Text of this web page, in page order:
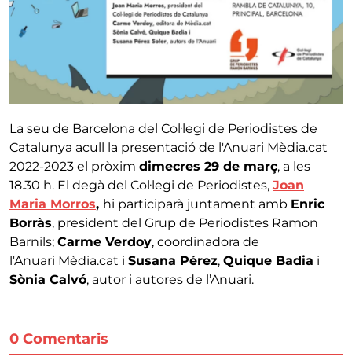
La seu de Barcelona del Col·legi de Periodistes de
Catalunya acull la presentació de l'Anuari Mèdia.cat
2022-2023 el pròxim dimecres 29 de març, a les
18.30 h. El degà del Col·legi de Periodistes, Joan
Maria Morros, hi participarà juntament amb Enric
Borràs, president del Grup de Periodistes Ramon
Barnils; Carme Verdoy, coordinadora de
l'Anuari Mèdia.cat i Susana Pérez, Quique Badia i
Sònia Calvó, autor i autores de l’Anuari.
0 Comentaris